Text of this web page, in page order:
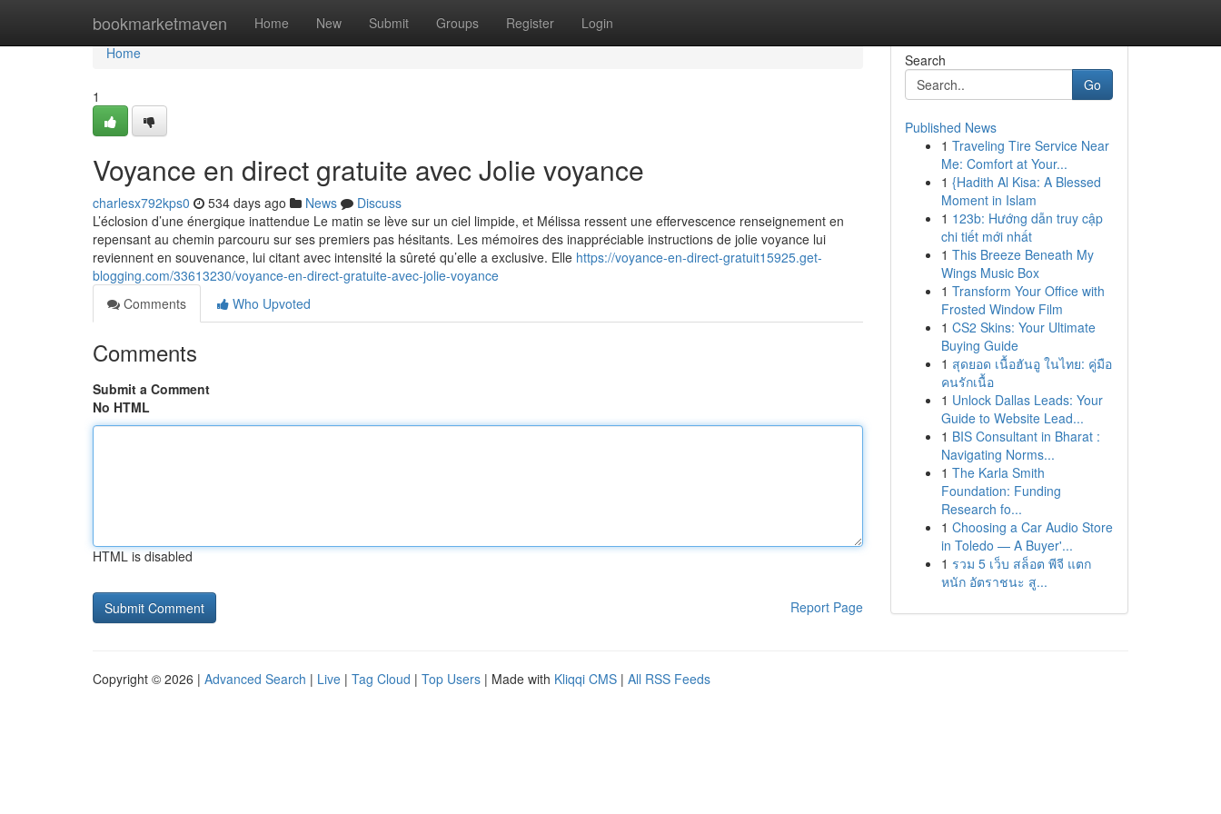
bookmarketmaven Home New Submit Groups Register Login
Home
Home
1
Voyance en direct gratuite avec Jolie voyance
charlesx792kps0 534 days ago News
Discuss
L’éclosion d’une énergique inattendue Le matin se lève sur un ciel limpide, et Mélissa ressent une effervescence renseignement en
repensant au chemin parcouru sur ses premiers pas hésitants. Les mémoires des inappréciable instructions de jolie voyance lui
reviennent en souvenance, lui citant avec intensité la sûreté qu’elle a exclusive. Elle https://voyance-en-direct-gratuit15925.get-
blogging.com/33613230/voyance-en-direct-gratuite-avec-jolie-voyance
Comments
Who Upvoted
Comments
Submit a Comment
No HTML
HTML is disabled
Report Page
Search
Go
Published News
1 Traveling Tire Service Near
Me: Comfort at Your...
1 {Hadith Al Kisa: A Blessed
Moment in Islam
1 123b: Hướng dẫn truy cập
chi tiết mới nhất
1 This Breeze Beneath My
Wings Music Box
1 Transform Your Office with
Frosted Window Film
1 CS2 Skins: Your Ultimate
Buying Guide
1 สุดยอด เนื้อฮันอู ในไทย: คู่มือ
คนรักเนื้อ
1 Unlock Dallas Leads: Your
Guide to Website Lead...
1 BIS Consultant in Bharat :
Navigating Norms...
1 The Karla Smith
Foundation: Funding
Research fo...
1 Choosing a Car Audio Store
in Toledo — A Buyer'...
1 รวม 5 เว็บ สล็อต พีจี แตก
หนัก อัตราชนะ สู...
Copyright © 2026 | Advanced Search | Live | Tag Cloud | Top Users | Made with Kliqqi CMS | All RSS Feeds